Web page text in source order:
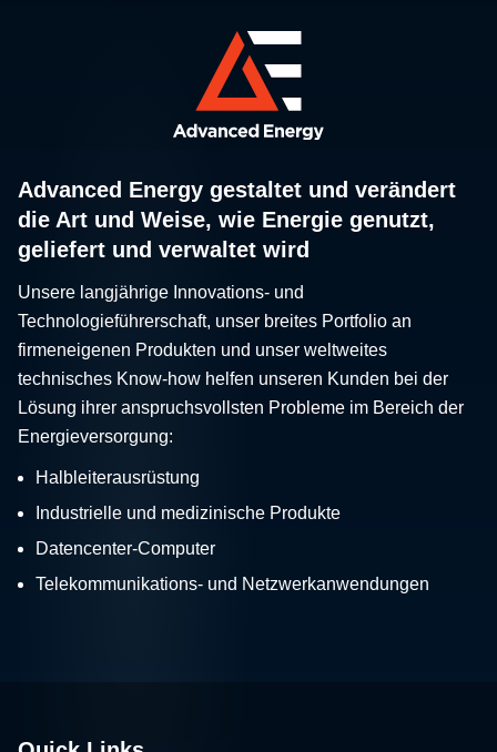
Advanced Energy gestaltet und verändert
die Art und Weise, wie Energie genutzt,
geliefert und verwaltet wird
Unsere langjährige Innovations- und
Technologieführerschaft, unser breites Portfolio an
firmeneigenen Produkten und unser weltweites
technisches Know-how helfen unseren Kunden bei der
Lösung ihrer anspruchsvollsten Probleme im Bereich der
Energieversorgung:
Halbleiterausrüstung
Industrielle und medizinische Produkte
Datencenter-Computer
Telekommunikations- und Netzwerkanwendungen